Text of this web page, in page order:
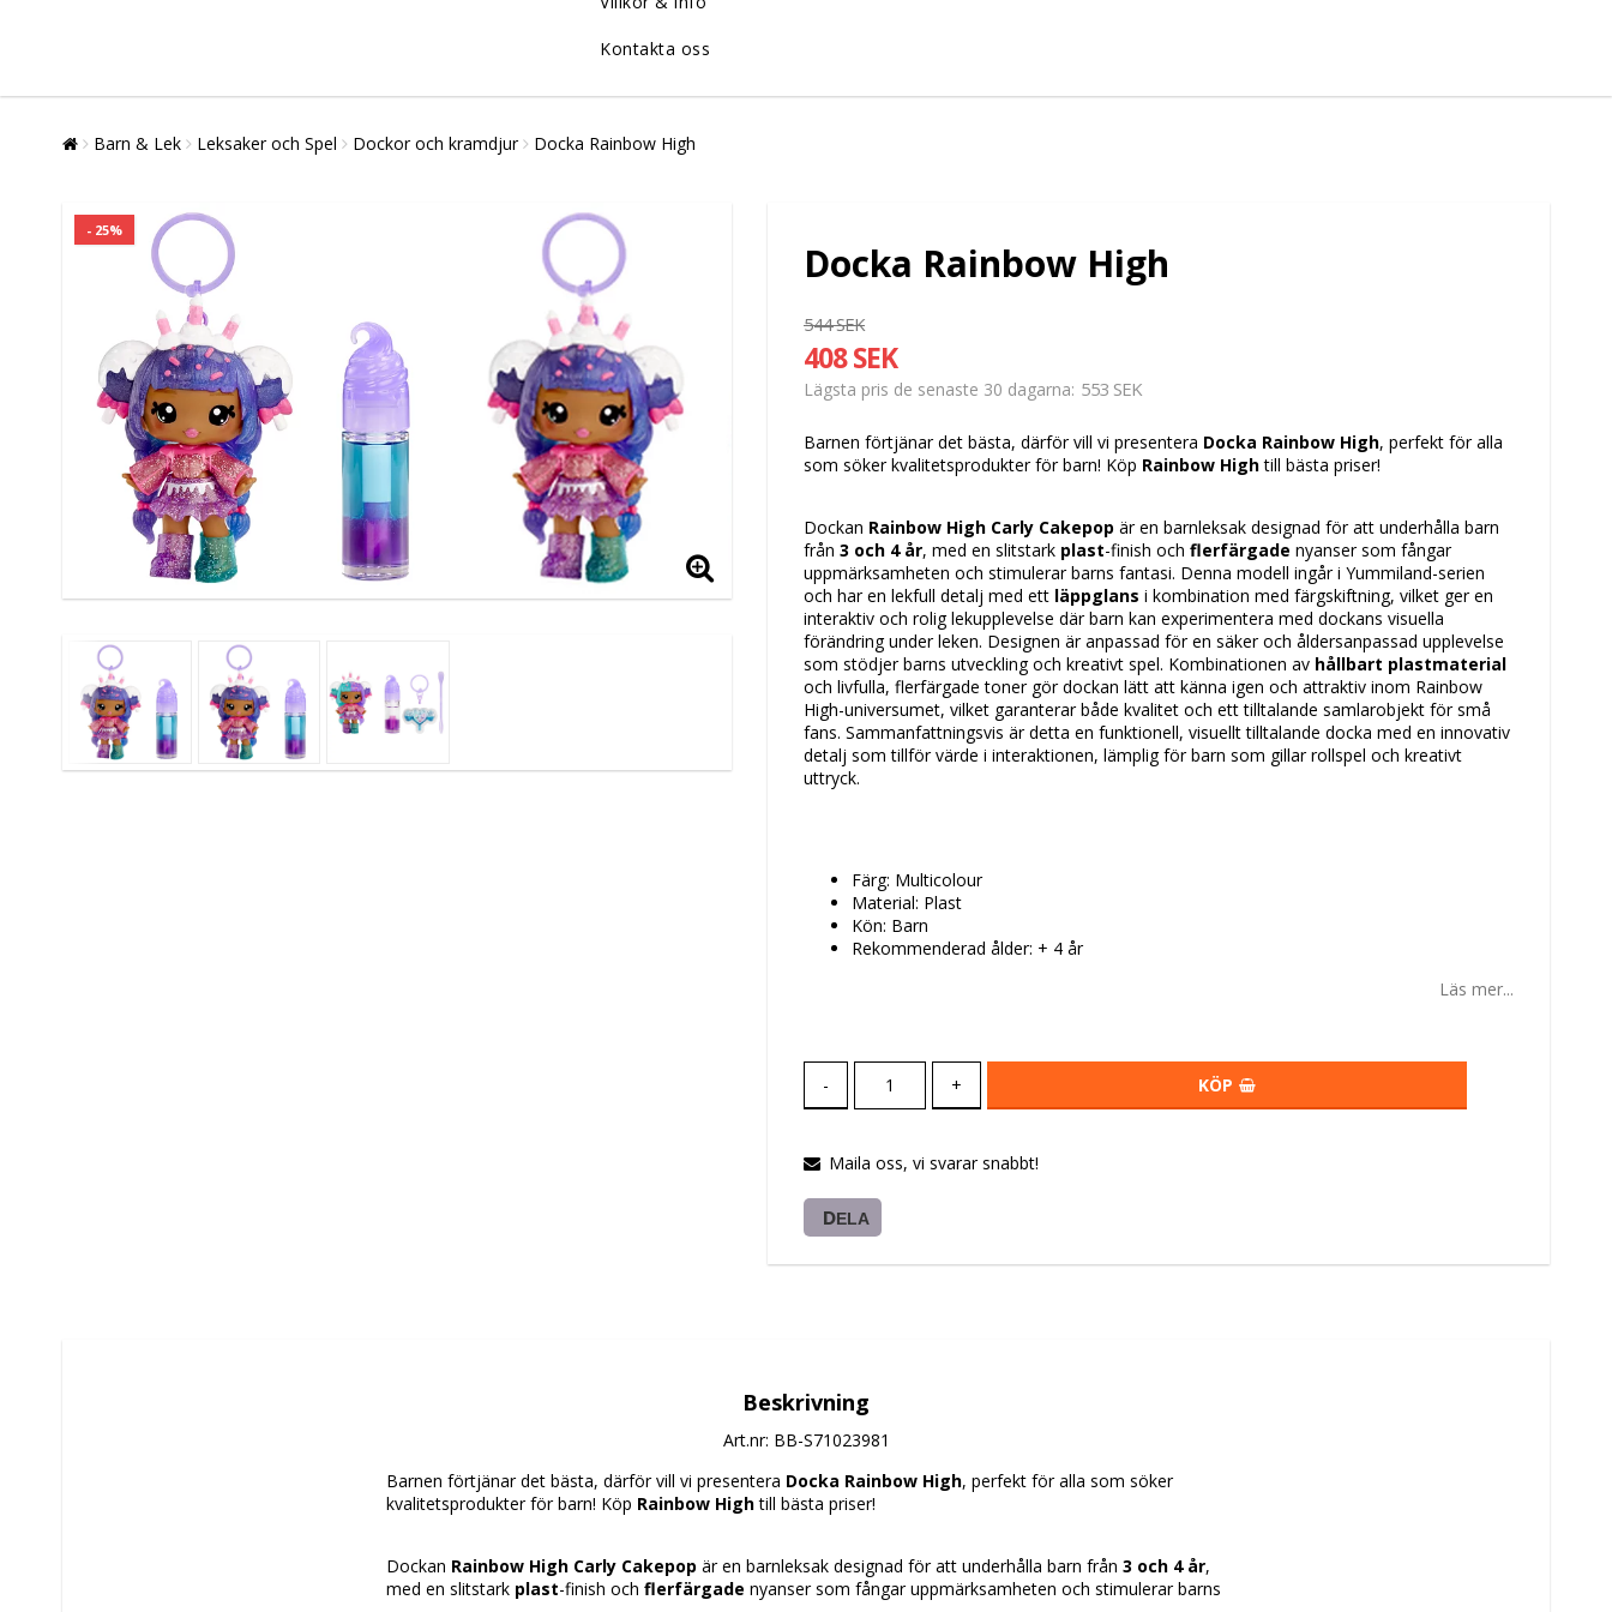
Kontakta oss
Barn & Lek Leksaker och Spel Dockor och kramdjur Docka Rainbow High
- 25%
Docka Rainbow High
544 SEK
408 SEK
Lägsta pris de senaste 30 dagarna 553 SEK
Barnen förtjänar det bästa, därför vill vi presentera Docka Rainbow High, perfekt för alla
som söker kvalitetsprodukter för barn! Köp Rainbow Hightill bästa priser!
Dockan Rainbow High Carly Cakepop är en barnleksak designad för att underhålla barn
från 3 och 4 år, med en slitstark plast-finish och flerfärgade nyanser som fångar
uppmärksamheten och stimulerar barns fantasi. Denna modell ingår i Yummiland-serien
och har en lekfull detalj med ett läppglans i kombination med färgskiftning, vilket ger en
interaktiv och rolig lekupplevelse där barn kan experimentera med dockans visuella
förändring under leken. Designen är anpassad för en säker och åldersanpassad upplevelse
som stödjer barns utveckling och kreativt spel. Kombinationen av hållbart plastmaterial
och livfulla, flerfärgade toner gör dockan lätt att känna igen och attraktiv inom Rainbow
High-universumet, vilket garanterar både kvalitet och ett tilltalande samlarobjekt för små
fans. Sammanfattningsvis är detta en funktionell, visuellt tilltalande docka med en innovativ
detalj som tillför värde i interaktionen, lämplig för barn som gillar rollspel och kreativt
uttryck.
Färg: Multicolour
Material: Plast
Kön: Barn
Rekommenderad ålder: + 4 år
Läs mer...
- + KÖP
Maila oss, vi svarar snabbt!
DELA
Beskrivning
Art.nr: BB-S71023981
Barnen förtjänar det bästa, därför vill vi presentera Docka Rainbow High, perfekt för alla som söker
kvalitetsprodukter för barn! Köp Rainbow High till bästa priser!
Dockan Rainbow High Carly Cakepop är en barnleksak designad för att underhålla barn från 3 och 4 år,
med en slitstark plast-finish och flerfärgade nyanser som fångar uppmärksamheten och stimulerar barns